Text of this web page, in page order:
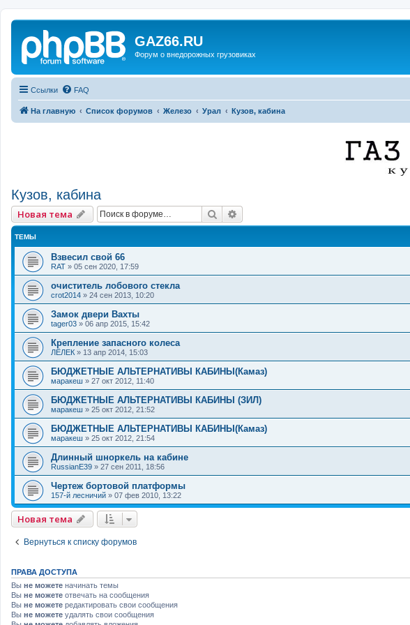
GAZ66.RU
Форум о внедорожных грузовиках
Ссылки FAQ
На главную Список форумов Железо Урал Кузов, кабина
Кузов, кабина
Новая тема Поиск
ТЕМЫ
Взвесил свой 66
RAT » 05 сен 2020, 17:59
очиститель лобового стекла
crot2014 » 24 сен 2013, 10:20
Замок двери Вахты
tager03 » 06 апр 2015, 15:42
Крепление запасного колеса
ЛЁЛЕК » 13 апр 2014, 15:03
БЮДЖЕТНЫЕ АЛЬТЕРНАТИВЫ КАБИНЫ(Камаз)
маракеш » 27 окт 2012, 11:40
БЮДЖЕТНЫЕ АЛЬТЕРНАТИВЫ КАБИНЫ (ЗИЛ)
маракеш » 25 окт 2012, 21:52
БЮДЖЕТНЫЕ АЛЬТЕРНАТИВЫ КАБИНЫ(Камаз)
маракеш » 25 окт 2012, 21:54
Длинный шноркель на кабине
RussianE39 » 27 сен 2011, 18:56
Чертеж бортовой платформы
157-й лесничий » 07 фев 2010, 13:22
Новая тема
Вернуться к списку форумов
ПРАВА ДОСТУПА
Вы не можете начинать темы
Вы не можете отвечать на сообщения
Вы не можете редактировать свои сообщения
Вы не можете удалять свои сообщения